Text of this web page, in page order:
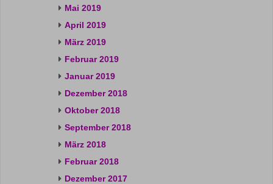
Mai 2019
April 2019
März 2019
Februar 2019
Januar 2019
Dezember 2018
Oktober 2018
September 2018
März 2018
Februar 2018
Dezember 2017